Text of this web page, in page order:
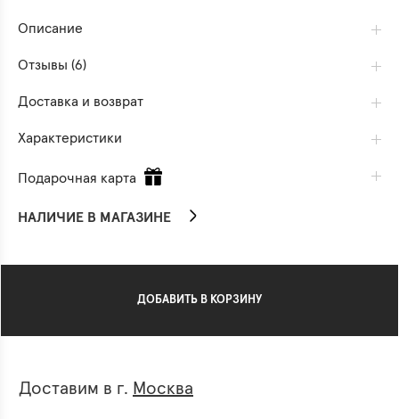
Описание
Отзывы (6)
Доставка и возврат
Характеристики
Подарочная карта
НАЛИЧИЕ В МАГАЗИНЕ
ДОБАВИТЬ В КОРЗИНУ
Доставим в г. Москва